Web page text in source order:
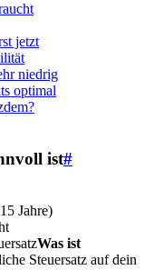
jetzt
niedrig
optimal
ist#
Jahre)
Was ist
Steuersatz auf dein